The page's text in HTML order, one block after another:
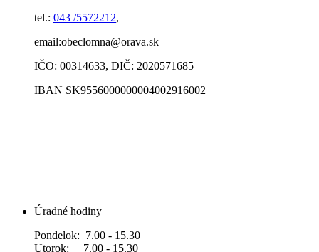
tel.: 043 /5572212,
email:obeclomna@orava.sk
IČO: 00314633, DIČ: 2020571685
IBAN SK9556000000004002916002
Úradné hodiny
Pondelok: 7.00 - 15.30
Utorok: 7.00 - 15.30